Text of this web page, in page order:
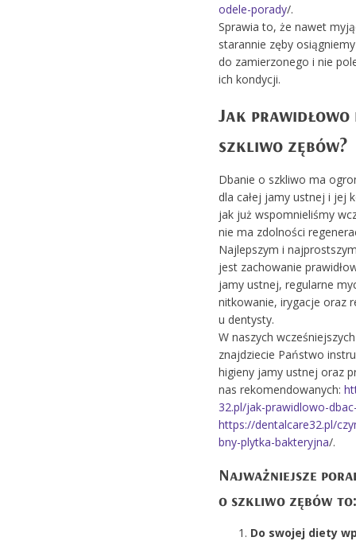
odele-porady/.
Sprawia to, że nawet
starannie zęby
do zamierzonego i nie
ich kondycji.
Jak prawidłowo
szkliwo zębów?
Dbanie o szkliwo ma
dla całej jamy ustnej i jej
jak już wspomnieliśmy
nie ma zdolności
Najlepszym i
jest zachowanie
jamy ustnej, regularne
nitkowanie, irygacje oraz
u dentysty.
W naszych
znajdziecie Państwo
higieny jamy ustnej oraz
nas rekomendowanych:
32.pl/jak-prawidlowo-
https://dentalcare32.pl/
bny-plytka-bakteryjna/.
Najważniejsze
o szkliwo zębów to:
Do swojej diety